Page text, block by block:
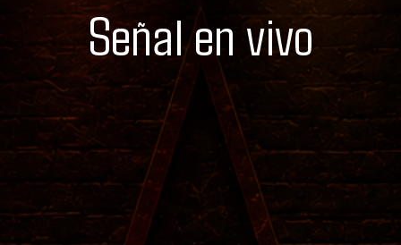
Señal en vivo